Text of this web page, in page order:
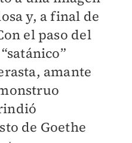
y, a final de
el paso del
amante
de Goethe